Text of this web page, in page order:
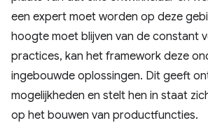
een expert moet worden op deze
hoogte moet blijven van de constant
practices, kan het framework deze
ingebouwde oplossingen. Dit geeft
mogelijkheden en stelt hen in staat
op het bouwen van productfuncties.